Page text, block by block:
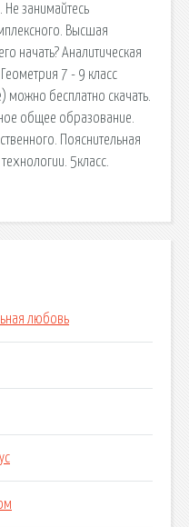
Не занимайтесь
Высшая
начать? Аналитическая
7 - 9 класс
можно бесплатно скачать.
общее образование.
Пояснительная
5класс.
любовь